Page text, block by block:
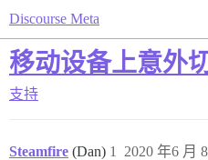
Discourse Meta
移动设备上意外
支持
Steamfire (Dan) 2020 年6 月
1